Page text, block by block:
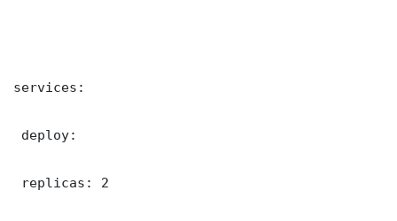
services:
deploy:
replicas: 2